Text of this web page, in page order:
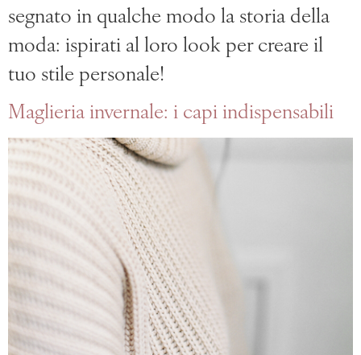
segnato in qualche modo la storia della
moda: ispirati al loro look per creare il
tuo stile personale!
Maglieria invernale: i capi indispensabili